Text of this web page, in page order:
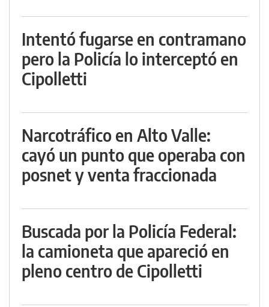
Intentó fugarse en contramano
pero la Policía lo interceptó en
Cipolletti
Narcotráfico en Alto Valle:
cayó un punto que operaba con
posnet y venta fraccionada
Buscada por la Policía Federal:
la camioneta que apareció en
pleno centro de Cipolletti